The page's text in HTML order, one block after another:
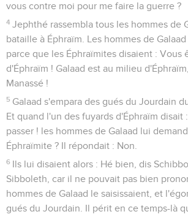
vous contre moi pour me faire la guerre ?
4 Jephthé rassembla tous les hommes de
bataille à Éphraïm. Les hommes de
parce que les Éphraïmites disaient : Vous
d'Éphraïm ! Galaad est au milieu
Manassé !
5 Galaad s'empara des gués du Jourdain
Et quand l'un des fuyards d'Éphraïm disait
passer ! les hommes de Galaad lui
Éphraïmite ? Il répondait : Non.
6 Ils lui disaient alors : Hé bien, dis
Sibboleth, car il ne pouvait pas bien
hommes de Galaad le saisissaient, et
gués du Jourdain. Il périt en ce temps-là